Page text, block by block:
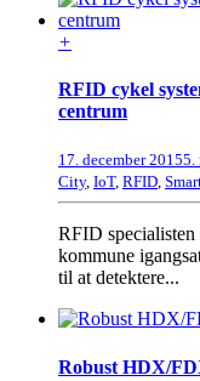
+
RFID cykel
centrum
17. december 20155.
City, IoT, RFID,
RFID
kommune
til at detektere...
Robust HDX/